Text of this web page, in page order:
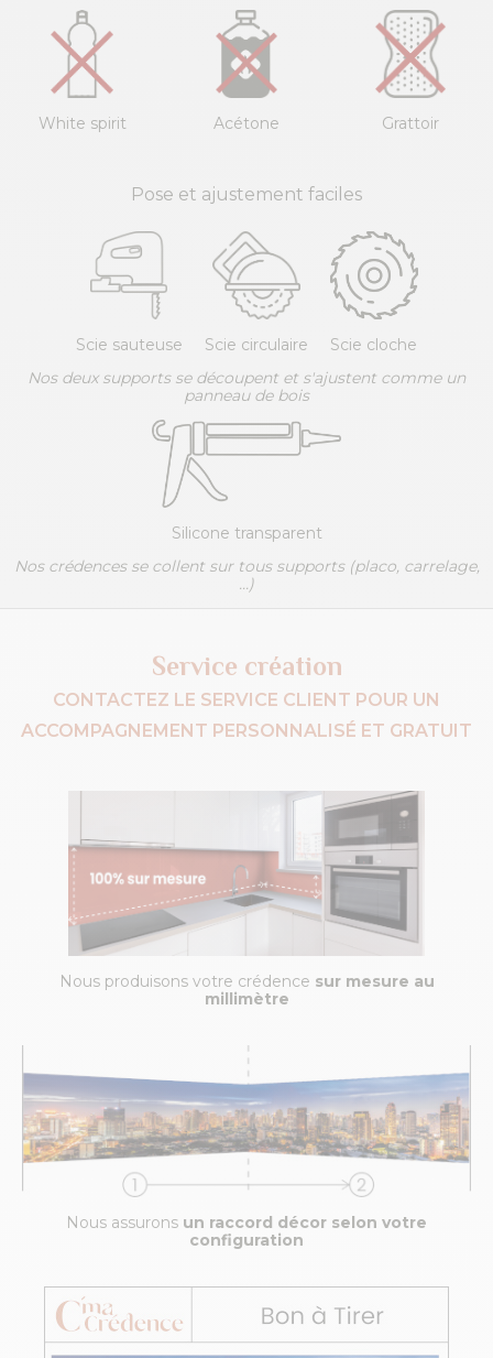
White spirit Acétone Grattoir
Pose et ajustement faciles
Scie sauteuse Scie circulaire
Scie cloche
Nos deux supports se découpent et s'ajustent comme un
panneau de bois
Silicone transparent
Nos crédences se collent sur tous supports (placo, carrelage,
...)
Service création
CONTACTEZ LE SERVICE CLIENT POUR UN
ACCOMPAGNEMENT PERSONNALISÉ ET GRATUIT
Nous produisons votre crédence sur mesure au
millimètre
Nous assurons un raccord décor selon votre
configuration